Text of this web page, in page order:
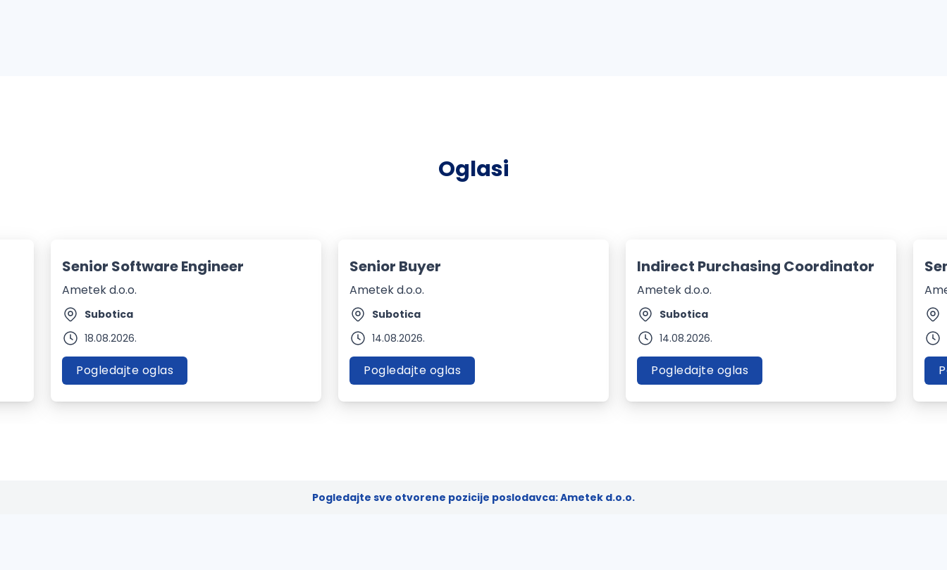
Oglasi
Senior Software Engineer
Ametek d.o.o.
Subotica
18.08.2026.
Pogledajte oglas
Senior Buyer
Ametek d.o.o.
Subotica
14.08.2026.
Pogledajte oglas
Indirect Purchasing Coordinator
Ametek d.o.o.
Subotica
14.08.2026.
Pogledajte oglas
Pogledajte sve otvorene pozicije poslodavca: Ametek d.o.o.